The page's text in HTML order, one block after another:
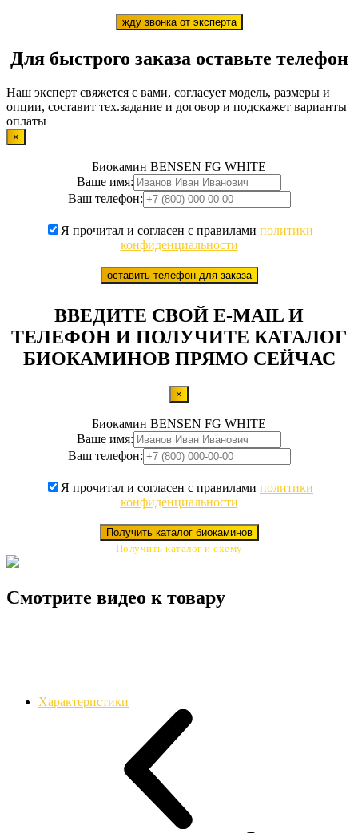
жду звонка от эксперта
Для быстрого заказа оставьте телефон
Наш эксперт свяжется с вами, согласует модель, размеры и
опции, составит тех.задание и договор и подскажет варианты
оплаты
×
Биокамин BENSEN FG WHITE
Ваше имя:
Ваш телефон:
Я прочитал и согласен с правилами политики
конфиденциальности
оставить телефон для заказа
ВВЕДИТЕ СВОЙ E-MAIL И
ТЕЛЕФОН И ПОЛУЧИТЕ КАТАЛОГ
БИОКАМИНОВ ПРЯМО СЕЙЧАС
×
Биокамин BENSEN FG WHITE
Ваше имя:
Ваш телефон:
Я прочитал и согласен с правилами политики
конфиденциальности
Получить каталог биокаминов
Получить каталог и схему
Смотрите видео к товару
Характеристики